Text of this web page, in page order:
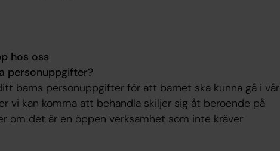
hos oss
personuppgifter?
barns personuppgifter för att barnet ska kunna gå i vår
vi kan komma att behandla skiljer sig åt beroende på
om det är en öppen verksamhet som inte kräver